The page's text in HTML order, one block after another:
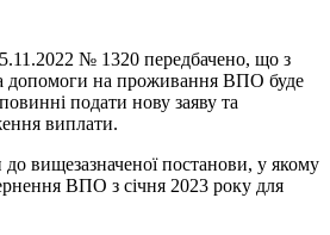
№ 1320 передбачено, що з
допомоги на проживання ВПО буде
подати нову заяву та
виплати.
до вищезазначеної постанови, у якому
ВПО з січня 2023 року для